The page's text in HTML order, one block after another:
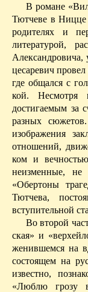
В романе
Тютчеве в Ницце
родителях и
литературой,
цесаревич
где общался с
кой. Несмотря
достигаемым за
разных
изображения
отноше­ний,
ком и
неизменные, не
«Обертоны
Тютчева,
вступительной
Во второй
ская» и «
женившемся на
состоящем на
известно,
«Люблю грозу